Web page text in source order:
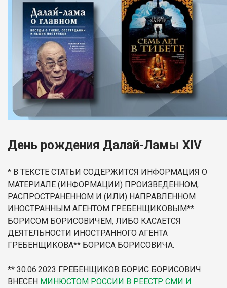
День рождения Далай-Ламы XIV
* В ТЕКСТЕ СТАТЬИ СОДЕРЖИТСЯ ИНФОРМАЦИЯ О
МАТЕРИАЛЕ (ИНФОРМАЦИИ) ПРОИЗВЕДЕННОМ,
РАСПРОСТРАНЕННОМ И (ИЛИ) НАПРАВЛЕННОМ
ИНОСТРАННЫМ АГЕНТОМ ГРЕБЕНЩИКОВЫМ**
БОРИСОМ БОРИСОВИЧЕМ, ЛИБО КАСАЕТСЯ
ДЕЯТЕЛЬНОСТИ ИНОСТРАННОГО АГЕНТА
ГРЕБЕНЩИКОВА** БОРИСА БОРИСОВИЧА.
** 30.06.2023 ГРЕБЕНЩИКОВ БОРИС БОРИСОВИЧ
ВНЕСЕН МИНЮСТОМ РОССИИ В РЕЕСТР СМИ И